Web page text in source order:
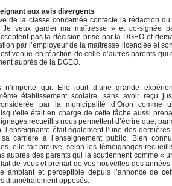
aux avis divergents
de la classe concernée contacte la rédaction
veux garder ma maîtresse » et co-signée
pas la décision prise par la DGEO et
par l’employeur de la maîtresse licenciée et
venue en réaction de celle d’autres parents qui
auprès de la DGEO.
n’importe qui. Elle jouit d’une grande
établissement scolaire, sans avoir reçu
par la municipalité d’Oron comme
était en charge de cette tâche aussi
recueillis nous permettent d’écrire que,
était également l’une des dernières
carrière à l’enseignement public. Bien
elle fait preuve, selon les témoignages
auprès des parents qui la soutiennent comme «
de vous et prenait de vos nouvelles des
ambiant et perceptible depuis l’annonce de
diamétralement opposés.